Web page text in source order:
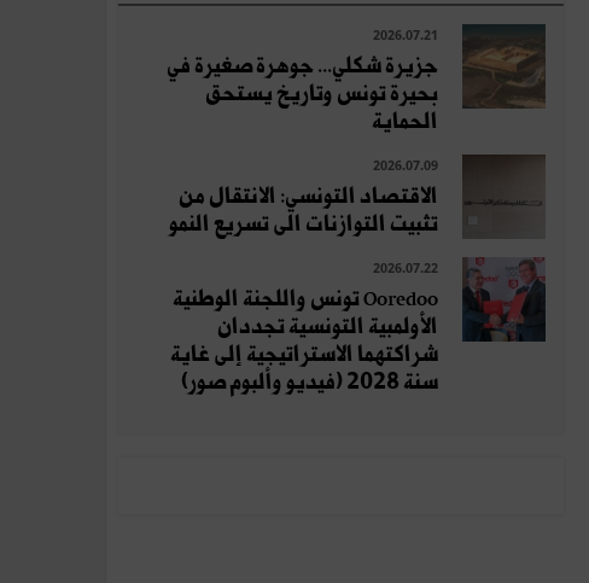
2026.07.21
جزيرة شكلي... جوهرة صغيرة في
بحيرة تونس وتاريخ يستحق
الحماية
2026.07.09
الاقتصاد التونسي: الانتقال من
تثبيت التوازنات الى تسريع النمو
2026.07.22
Ooredoo تونس واللجنة الوطنية
الأولمبية التونسية تجددان
شراكتهما الاستراتيجية إلى غاية
سنة 2028 (فيديو وألبوم صور)